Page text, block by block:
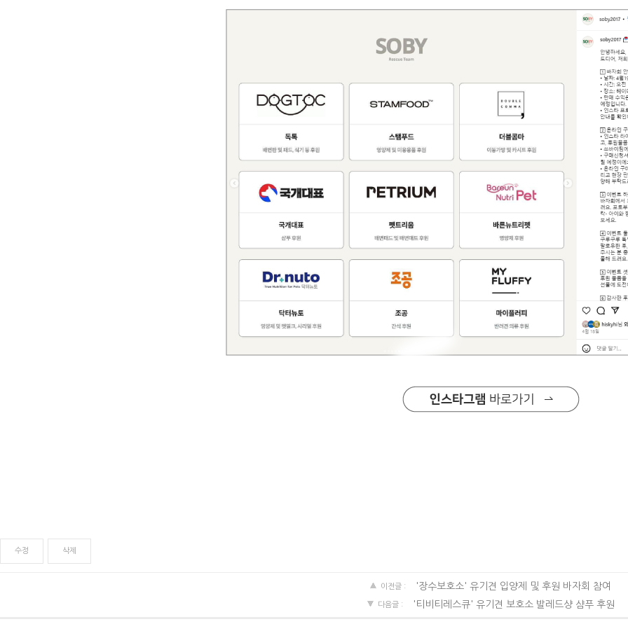
수정 삭제
이전글 : '장수보호소' 유기견 입양제 및 후원 바자회 참여
다음글 : '티비티레스큐' 유기견 보호소 발레드샹 샴푸 후원